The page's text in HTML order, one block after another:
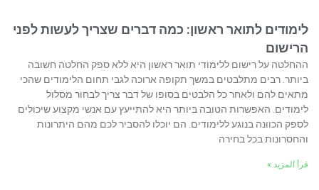
לימודים לתואר ראשון: כמה דברים שצריך לעשות לפני
הרישום
ההחלטה על רישום ללימודי תואר ראשון היא ללא ספק החלטה חשובה
ביותר. רבים מתלבטים במשך תקופה ארוכה לגבי תחום הלימודים שהכי
מתאים להם ולאחר כל הלבטים בסופו של דבר צריך לבחור מסלול
לימודים. האפשרות הטובה ביותר היא להתייעץ עם אנשי מקצוע שיכולים
לספק הכוונה בנוגע ללימודים. הם יוכלו להסביר לכם מהם היתרונות
והחסרונות בכל בחירה
قرأ المزيد »